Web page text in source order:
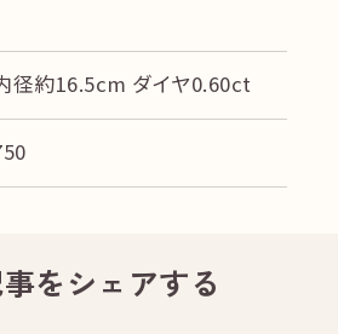
径約16.5cm ダイヤ0.60ct
をシェアする